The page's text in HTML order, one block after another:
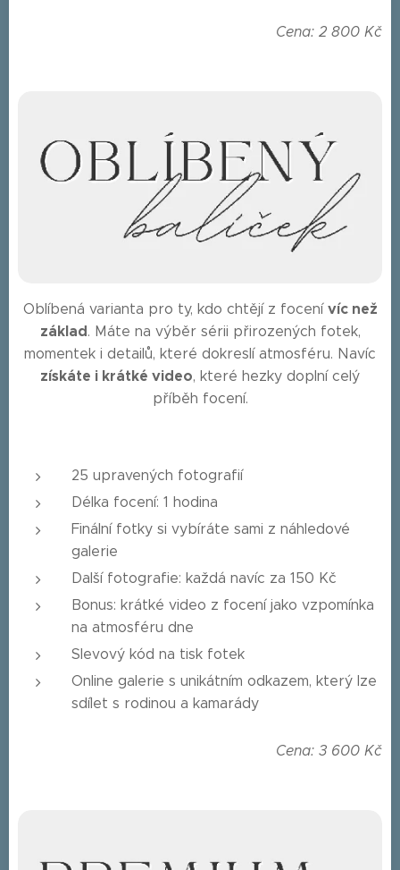
Cena: 2 800 Kč
Oblíbená varianta pro ty, kdo chtějí z focení víc než
základ. Máte na výběr sérii přirozených fotek,
momentek i detailů, které dokreslí atmosféru. Navíc
získáte i krátké video, které hezky doplní celý
příběh focení.
25 upravených fotografií
Délka focení: 1 hodina
Finální fotky si vybíráte sami z náhledové
galerie
Další fotografie: každá navíc za 150 Kč
Bonus: krátké video z focení jako vzpomínka
na atmosféru dne
Slevový kód na tisk fotek
Online galerie s unikátním odkazem, který lze
sdílet s rodinou a kamarády
Cena: 3 600 Kč